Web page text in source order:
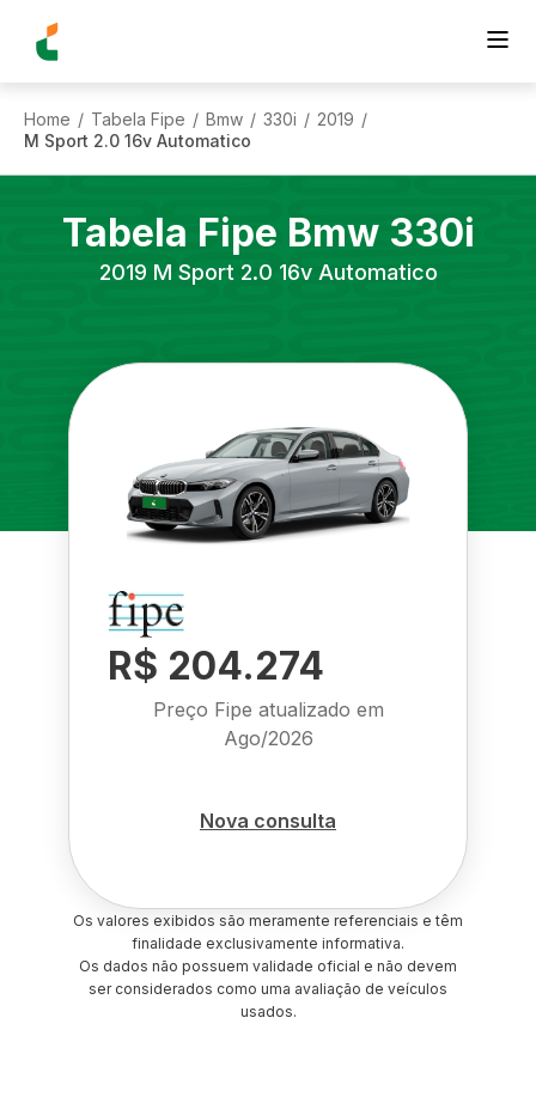
Home / Tabela Fipe / Bmw / 330i / 2019 /
M Sport 2.0 16v Automatico
Tabela Fipe Bmw 330i
2019 M Sport 2.0 16v Automatico
R$ 204.274
Preço Fipe atualizado em
Ago/2026
Nova consulta
Os valores exibidos são meramente referenciais e têm
finalidade exclusivamente informativa.
Os dados não possuem validade oficial e não devem
ser considerados como uma avaliação de veículos
usados.